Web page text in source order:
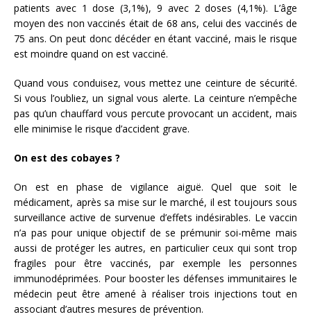
patients avec 1 dose (3,1%), 9 avec 2 doses (4,1%). L’âge
moyen des non vaccinés était de 68 ans, celui des vaccinés de
75 ans. On peut donc décéder en étant vacciné, mais le risque
est moindre quand on est vacciné.
Quand vous conduisez, vous mettez une ceinture de sécurité.
Si vous l’oubliez, un signal vous alerte. La ceinture n’empêche
pas qu’un chauffard vous percute provocant un accident, mais
elle minimise le risque d’accident grave.
On est des cobayes ?
On est en phase de vigilance aiguë. Quel que soit le
médicament, après sa mise sur le marché, il est toujours sous
surveillance active de survenue d’effets indésirables. Le vaccin
n’a pas pour unique objectif de se prémunir soi-même mais
aussi de protéger les autres, en particulier ceux qui sont trop
fragiles pour être vaccinés, par exemple les personnes
immunodéprimées. Pour booster les défenses immunitaires le
médecin peut être amené à réaliser trois injections tout en
associant d’autres mesures de prévention.